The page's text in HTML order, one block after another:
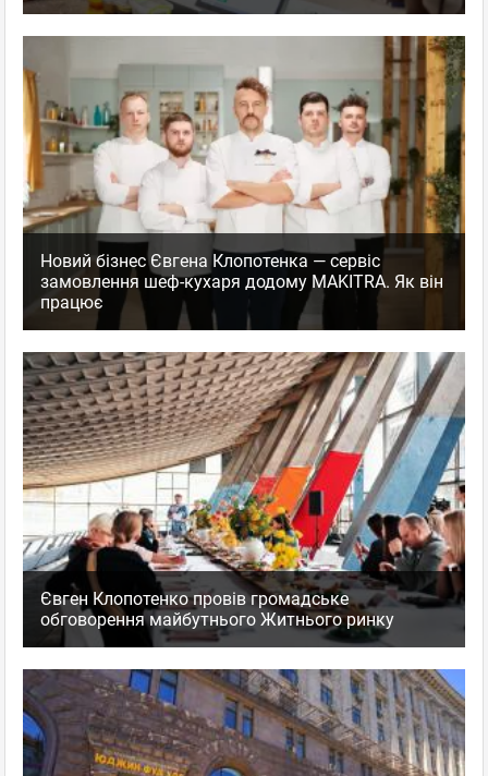
Новий бізнес Євгена Клопотенка — сервіс
замовлення шеф-кухаря додому MAKITRA. Як він
працює
Євген Клопотенко провів громадське
обговорення майбутнього Житнього ринку